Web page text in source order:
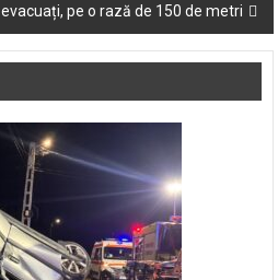
evacuați, pe o rază de 150 de metri